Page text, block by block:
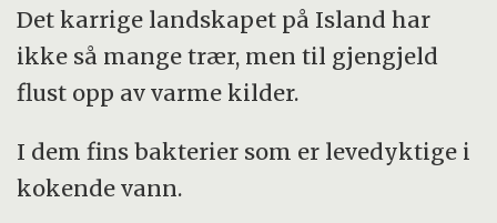
Det karrige landskapet på Island har
ikke så mange trær, men til gjengjeld
flust opp av varme kilder.
I dem fins bakterier som er levedyktige i
kokende vann.